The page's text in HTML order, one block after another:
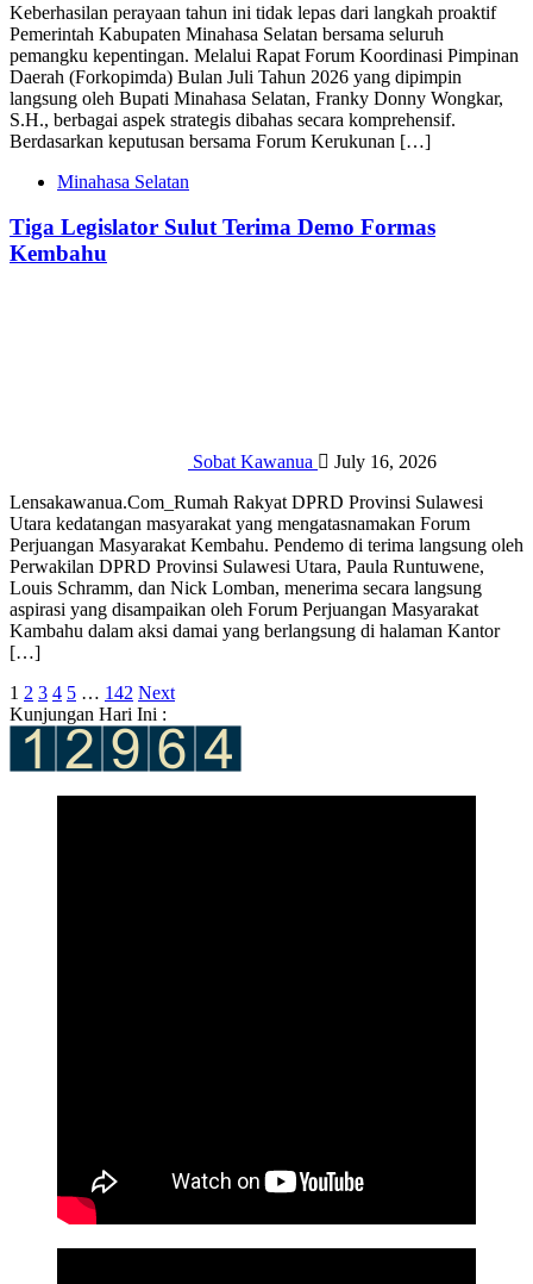
‎​Keberhasilan perayaan tahun ini tidak lepas dari langkah proaktif
Pemerintah Kabupaten Minahasa Selatan bersama seluruh
pemangku kepentingan. Melalui Rapat Forum Koordinasi Pimpinan
Daerah (Forkopimda) Bulan Juli Tahun 2026 yang dipimpin
langsung oleh Bupati Minahasa Selatan, Franky Donny Wongkar,
S.H., berbagai aspek strategis dibahas secara komprehensif.
Berdasarkan keputusan bersama Forum Kerukunan […]
Minahasa Selatan
Tiga Legislator Sulut Terima Demo Formas
Kembahu
Sobat Kawanua
July 16, 2026
Lensakawanua.Com_Rumah Rakyat DPRD Provinsi Sulawesi
Utara kedatangan masyarakat yang mengatasnamakan Forum
Perjuangan Masyarakat Kembahu. Pendemo di terima langsung oleh
Perwakilan DPRD Provinsi Sulawesi Utara, Paula Runtuwene,
Louis Schramm, dan Nick Lomban, menerima secara langsung
aspirasi yang disampaikan oleh Forum Perjuangan Masyarakat
Kambahu dalam aksi damai yang berlangsung di halaman Kantor
[…]
Posts
pagination
1 2 3 4 5 … 142 Next
Kunjungan Hari Ini :